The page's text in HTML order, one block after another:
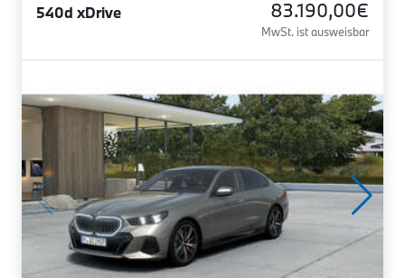
540d xDrive 83.190,00€
MwSt. ist ausweisbar